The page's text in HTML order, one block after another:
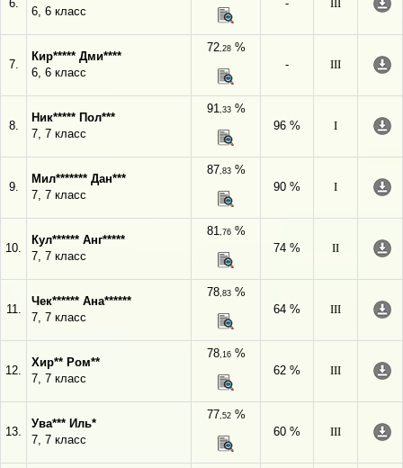
6.
6, 6 класс
- III
7.
Кир***** Дми****
6, 6 класс
72,28%
-
III
8.
Ник***** Пол***
7, 7 класс
91,33%
96 %
I
9.
Мил******* Дан***
7, 7 класс
87,83%
90 %
I
10.
Кул****** Анг*****
7, 7 класс
81,76%
74 %
II
11.
Чек****** Ана******
7, 7 класс
78,83%
64 %
III
12.
Хир** Ром**
7, 7 класс
78,16%
62 %
III
13.
Ува*** Иль*
7, 7 класс
77,52%
60 %
III